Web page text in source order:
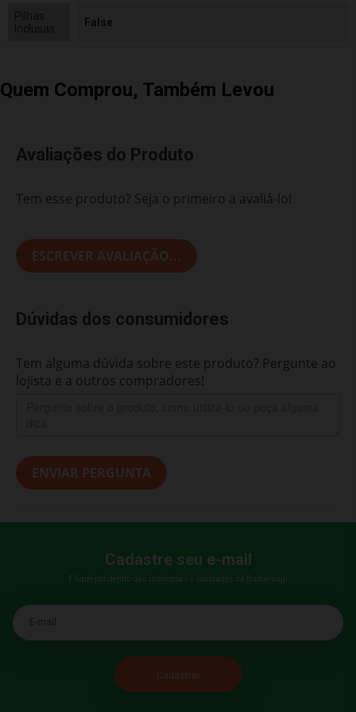
False
Quem Comprou, Também Levou
Avaliações do Produto
Tem esse produto? Seja o primeiro a avaliá-lo!
ESCREVER AVALIAÇÃO...
Dúvidas dos consumidores
Tem alguma dúvida sobre este produto? Pergunte ao
lojista e a outros compradores!
ENVIAR PERGUNTA
Cadastre seu e-mail
E fique por dentro das promoções e novidades da Bumerang!
E-mail